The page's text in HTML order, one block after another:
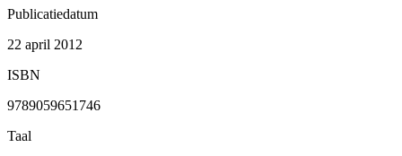
Publicatiedatum
22 april 2012
ISBN
9789059651746
Taal